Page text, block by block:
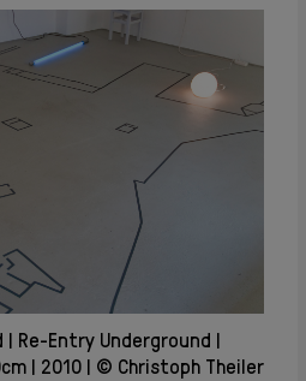
Re-Entry Underground
2010 © Christoph Theiler